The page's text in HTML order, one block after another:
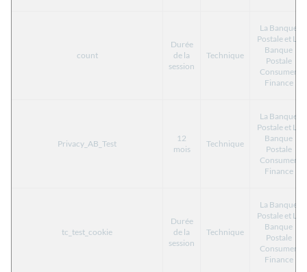
count
Durée
de la
session
Technique
La Banque
Postale et La
Banque
Postale
Consumer
Finance
Privacy_AB_Test
12
mois
Technique
La Banque
Postale et La
Banque
Postale
Consumer
Finance
tc_test_cookie
Durée
de la
session
Technique
La Banque
Postale et La
Banque
Postale
Consumer
Finance